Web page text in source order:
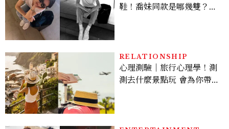
鞋！喬妹同款是哪幾雙？
RELATIONSHIP
心理測驗｜旅行心理學！測
測去什麼景點玩 會為你帶來